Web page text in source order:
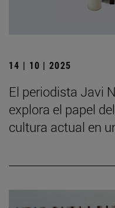
14 | 10 | 2025
El periodista Javi
explora el papel
cultura actual en